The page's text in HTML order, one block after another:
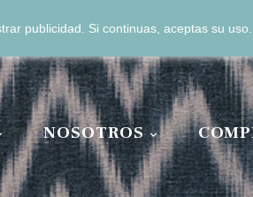
publicidad. Si continuas, aceptas su

NOSOTROS